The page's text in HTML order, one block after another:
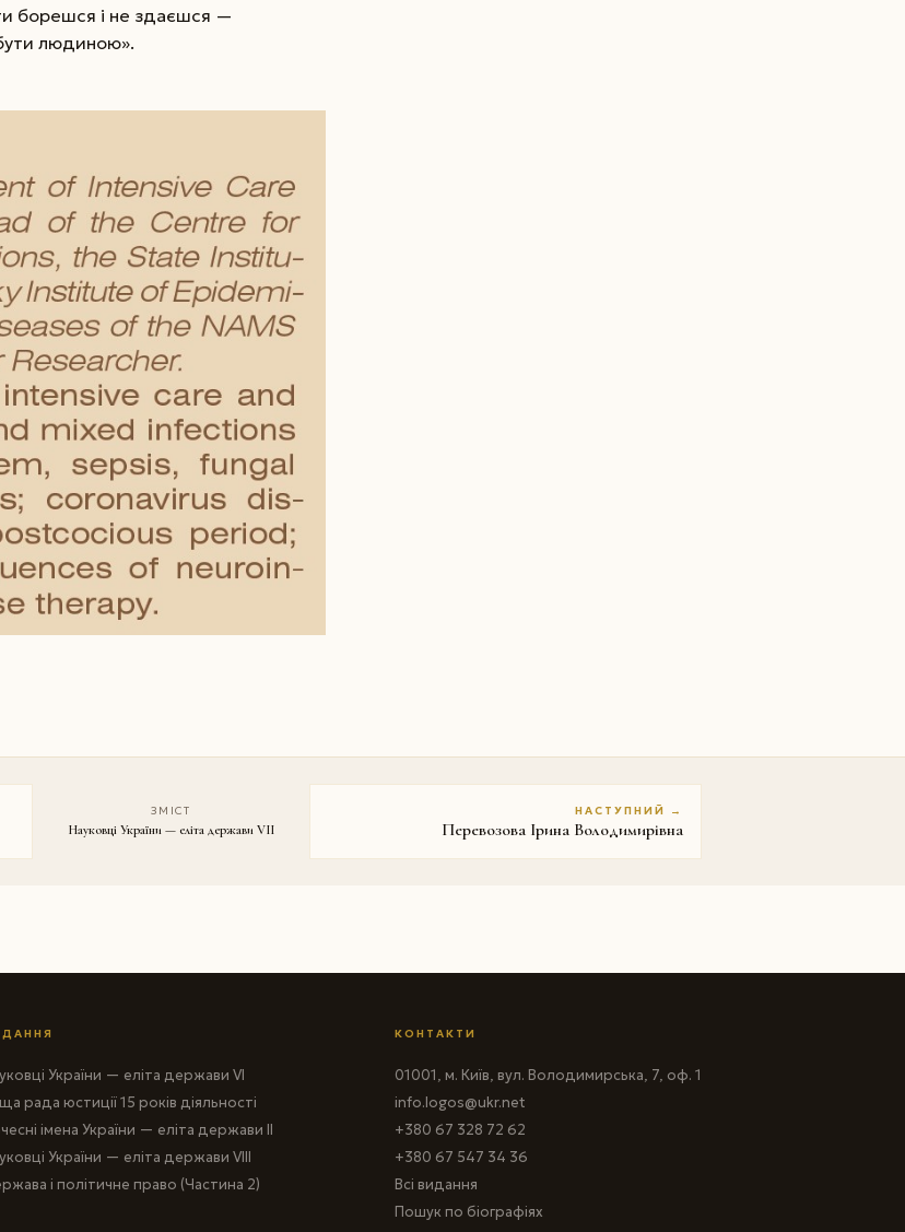
борешся і не здаєшся —
людиною».
ЗМІСТ
Науковці України — еліта держави VII
НАСТУПНИЙ →
Перевозова Ірина Володимирівна
України — еліта держави VI
рада юстиції 15 років діяльності
імена України — еліта держави II
України — еліта держави VIII
і політичне право (Частина 2)
КОНТАКТИ
01001, м. Київ, вул. Володимирська, 7, оф. 1
info.logos@ukr.net
+380 67 328 72 62
+380 67 547 34 36
Всі видання
Пошук по біографіях